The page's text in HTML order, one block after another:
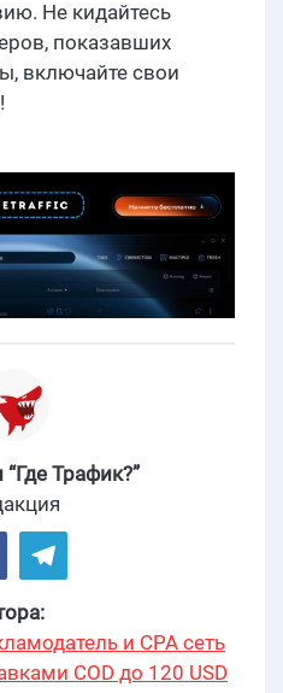
Не кидайтесь
показавших
включайте свои
Трафик?”
и CPA сеть
COD до 120 USD